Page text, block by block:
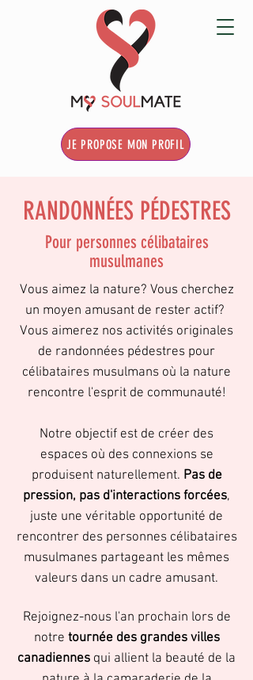
JE PROPOSE MON PROFIL
RANDONNÉES PÉDESTRES
Pour personnes célibataires
musulmanes
Vous aimez la nature? Vous cherchez
un moyen amusant de rester actif?
Vous aimerez nos activités originales
de randonnées pédestres pour
célibataires musulmans où la nature
rencontre l'esprit de communauté!
Notre objectif est de créer des
espaces où des connexions se
produisent naturellement. Pas de
pression, pas d'interactions forcées,
juste une véritable opportunité de
rencontrer des personnes célibataires
musulmanes partageant les mêmes
valeurs dans un cadre amusant.
Rejoignez-nous l'an prochain lors de
notre tournée des grandes villes
canadiennes qui allient la beauté de la